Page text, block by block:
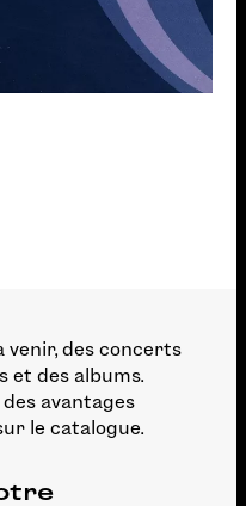
venir, des concerts
et des albums.
avantages
le catalogue.